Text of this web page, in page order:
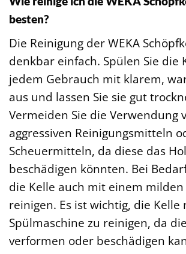
besten?
Die Reinigung der WEKA
denkbar einfach. Spülen Sie die
jedem Gebrauch mit klarem,
aus und lassen Sie sie gut
Vermeiden Sie die Verwendung
aggressiven Reinigungsmitteln
Scheuermitteln, da diese das
beschädigen könnten. Bei
die Kelle auch mit einem
reinigen. Es ist wichtig, die
Spülmaschine zu reinigen, da
verformen oder beschädigen